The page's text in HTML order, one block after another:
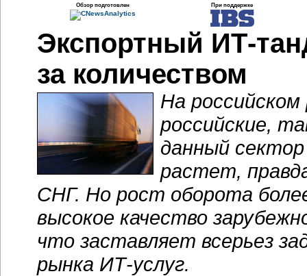
Обзор подготовлен При поддержке
Экспортный ИТ-
за количеством
На
российские,
данный
растет,
СНГ. Но рост оборота
высокое качество
что заставляет всерьез
рынка ИТ-услуг.